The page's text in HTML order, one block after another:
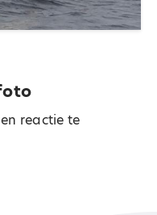
reactie te